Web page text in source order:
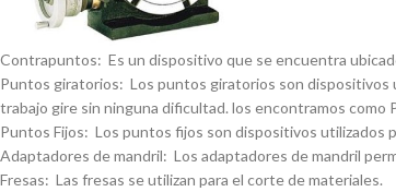
Contrapuntos: Es un dispositivo que se encuentra
Puntos giratorios: Los puntos giratorios son dispositivos
trabajo gire sin ninguna dificultad. los encontramos
Puntos Fijos: Los puntos fijos son dispositivos utilizados
Adaptadores de mandril: Los adaptadores de mandril
Fresas: Las fresas se utilizan para el corte de materiales.